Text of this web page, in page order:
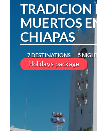
TRADICION
MUERTOS
CHIAPAS
7 DESTINATIONS 5
Holidays package